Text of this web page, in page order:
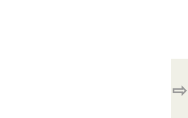
⇨